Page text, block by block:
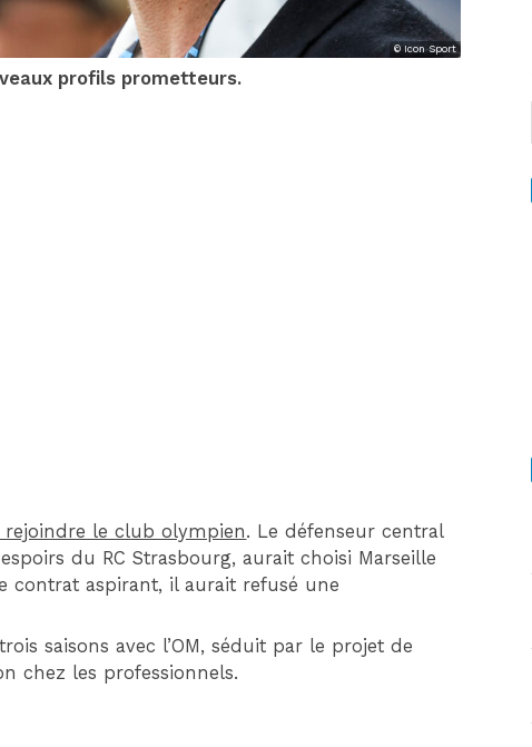
© Icon Sport
profils prometteurs.
le club olympien. Le défenseur central
du RC Strasbourg, aurait choisi Marseille
contrat aspirant, il aurait refusé une
saisons avec l’OM, séduit par le projet de
chez les professionnels.